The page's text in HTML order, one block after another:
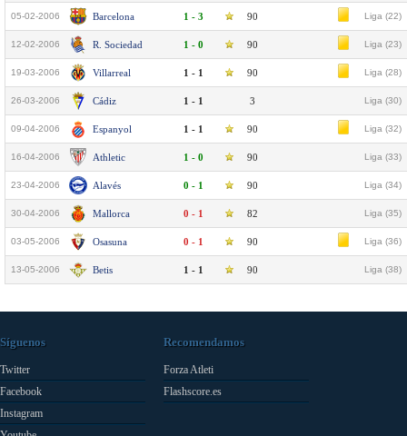
05-02-2006 Barcelona 1 - 3 90 Liga (22)
12-02-2006 R. Sociedad 1 - 0 90 Liga (23)
19-03-2006 Villarreal 1 - 1 90 Liga (28)
26-03-2006 Cádiz 1 - 1 3 Liga (30)
09-04-2006 Espanyol 1 - 1 90 Liga (32)
16-04-2006 Athletic 1 - 0 90 Liga (33)
23-04-2006 Alavés 0 - 1 90 Liga (34)
30-04-2006 Mallorca 0 - 1 82 Liga (35)
03-05-2006 Osasuna 0 - 1 90 Liga (36)
13-05-2006 Betis 1 - 1 90 Liga (38)
Síguenos
Twitter
Facebook
Instagram
Recomendamos
Forza Atleti
Flashscore.es